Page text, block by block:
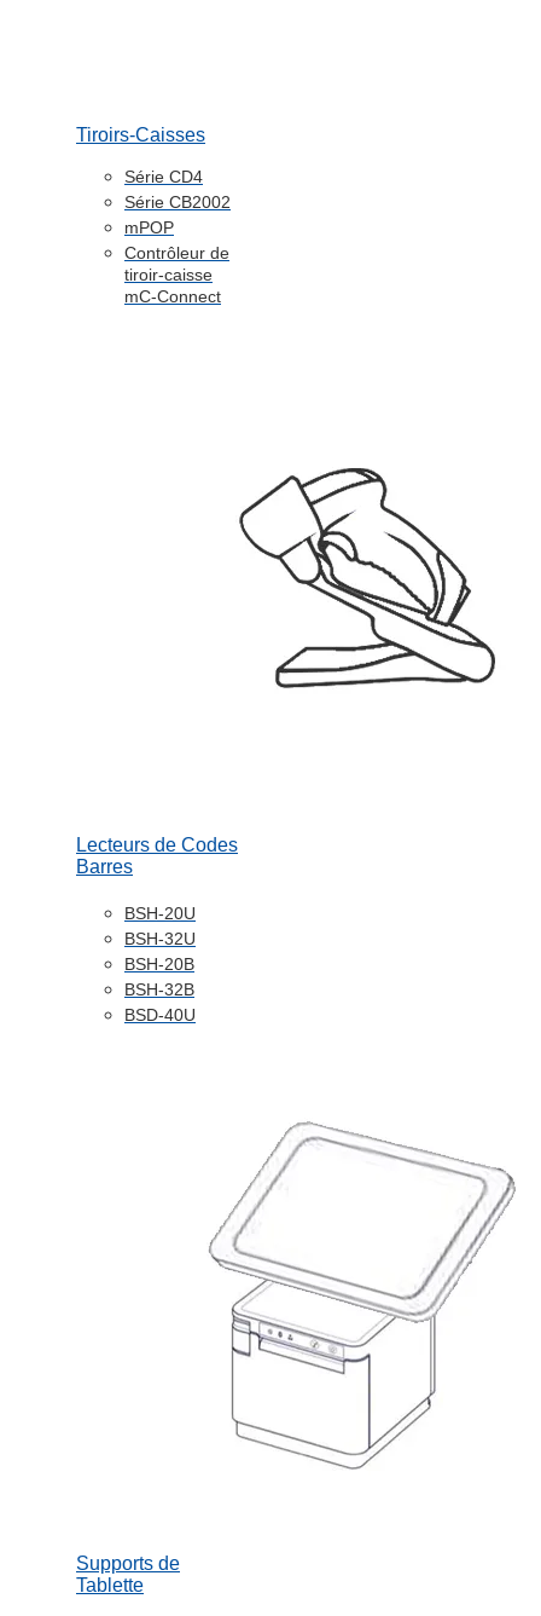
Tiroirs-Caisses
Série CD4
Série CB2002
mPOP
Contrôleur de
tiroir-caisse
mC-Connect
Lecteurs de Codes
Barres
BSH-20U
BSH-32U
BSH-20B
BSH-32B
BSD-40U
Supports de
Tablette